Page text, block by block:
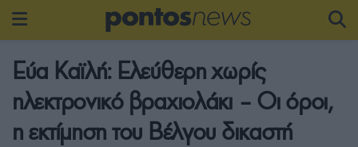
Εύα Καϊλή: Ελεύθερη χωρίς
ηλεκτρονικό βραχιολάκι – Οι όροι,
η εκτίμηση του Βέλγου δικαστή